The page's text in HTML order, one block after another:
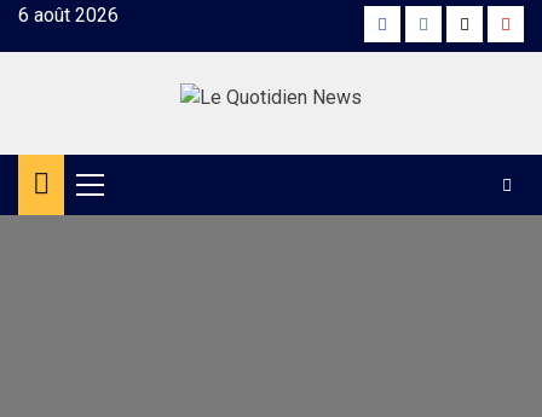
Skip6 août 2026 FacebookInstagram
Twitter
Primary
Menu